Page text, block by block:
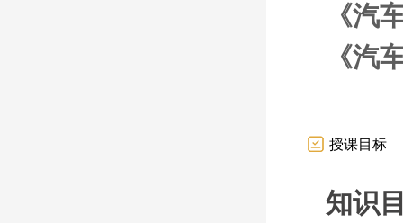
《汽
《汽
授课目标
知识